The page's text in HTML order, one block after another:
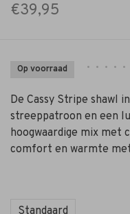
€39,95
Op voorraad • • • • •
De Cassy Stripe shawl
streeppatroon en een
hoogwaardige mix met
comfort en warmte
Standaard